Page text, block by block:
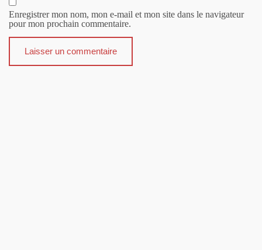
Enregistrer mon nom, mon e-mail et mon site dans le navigateur
pour mon prochain commentaire.